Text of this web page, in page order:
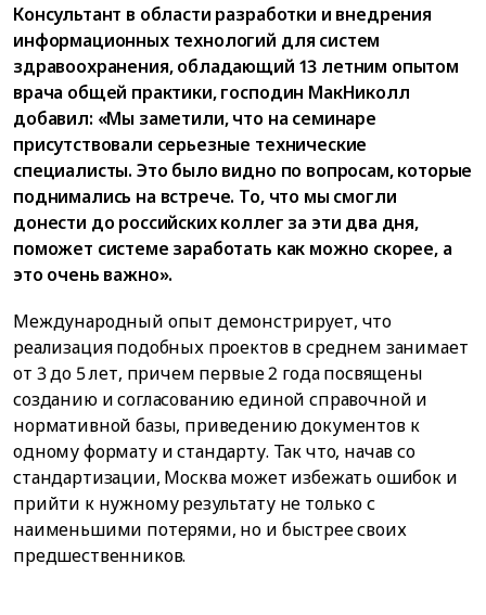
Консультант в области разработки и внедрения
информационных технологий для систем
здравоохранения, обладающий 13 летним опытом
врача общей практики, господин МакНиколл
добавил: «Мы заметили, что на семинаре
присутствовали серьезные технические
специалисты. Это было видно по вопросам, которые
поднимались на встрече. То, что мы смогли
донести до российских коллег за эти два дня,
поможет системе заработать как можно скорее, а
это очень важно».
Международный опыт демонстрирует, что
реализация подобных проектов в среднем занимает
от 3 до 5 лет, причем первые 2 года посвящены
созданию и согласованию единой справочной и
нормативной базы, приведению документов к
одному формату и стандарту. Так что, начав со
стандартизации, Москва может избежать ошибок и
прийти к нужному результату не только с
наименьшими потерями, но и быстрее своих
предшественников.